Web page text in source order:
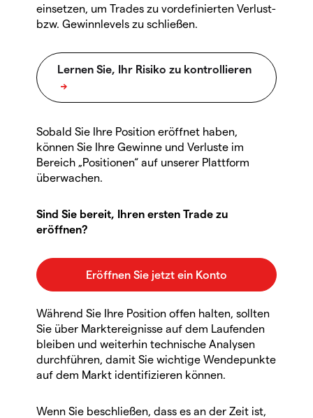
einsetzen, um Trades zu vordefinierten Verlust-
bzw. Gewinnlevels zu schließen.
Sobald Sie Ihre Position eröffnet haben,
können Sie Ihre Gewinne und Verluste im
Bereich „Positionen“ auf unserer Plattform
überwachen.
Sind Sie bereit, Ihren ersten Trade zu
eröffnen?
Während Sie Ihre Position offen halten, sollten
Sie über Marktereignisse auf dem Laufenden
bleiben und weiterhin technische Analysen
durchführen, damit Sie wichtige Wendepunkte
auf dem Markt identifizieren können.
Wenn Sie beschließen, dass es an der Zeit ist,